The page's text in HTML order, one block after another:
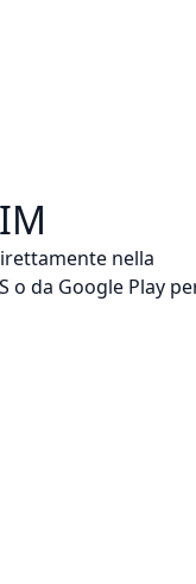
nella
o da Google Play